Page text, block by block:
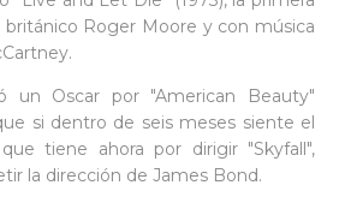
Roger Moore y con música
un Oscar por "American Beauty"
si dentro de seis meses siente el
tiene ahora por dirigir "Skyfall",
la dirección de James Bond.